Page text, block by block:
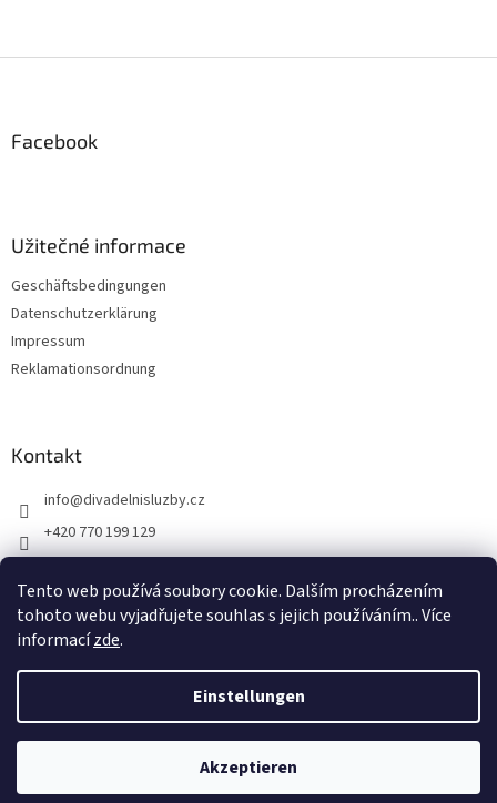
Tento web používá soubory cookie. Dalším procházením
tohoto webu vyjadřujete souhlas s jejich používáním.. Více
informacízde.
Einstellungen
Akzeptieren
Facebook
Užitečné informace
Geschäftsbedingungen
Datenschutzerklärung
Impressum
Reklamationsordnung
Kontakt
info@divadelnisluzby.cz
+420 770 199 129
Divadelní služby Plzeň
divadelni_sluzby_plzen
Erstellt von Shoptet
Jevištní technika. Alle Rechte vorbehalten.